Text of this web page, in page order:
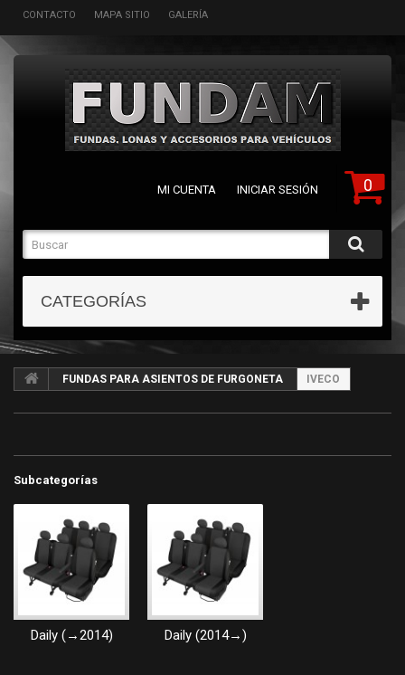
CONTACTO MAPA SITIO GALERÍA
0
MI CUENTA INICIAR SESIÓN
CATEGORÍAS
FUNDAS PARA ASIENTOS DE FURGONETA IVECO
Subcategorías
Daily (→2014) Daily (2014→)